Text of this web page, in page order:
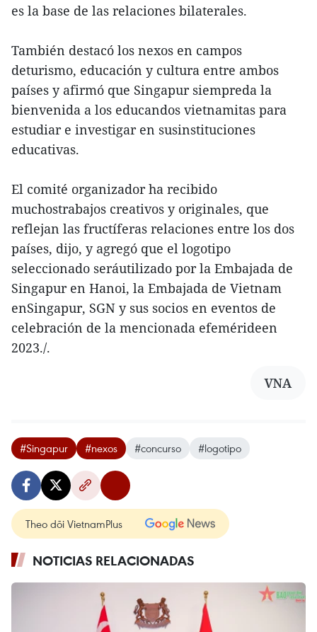
es la base de las relaciones bilaterales.
También destacó los nexos en campos
deturismo, educación y cultura entre ambos
países y afirmó que Singapur siempreda la
bienvenida a los educandos vietnamitas para
estudiar e investigar en susinstituciones
educativas.
El comité organizador ha recibido
muchostrabajos creativos y originales, que
reflejan las fructíferas relaciones entre los dos
países, dijo, y agregó que el logotipo
seleccionado seráutilizado por la Embajada de
Singapur en Hanoi, la Embajada de Vietnam
enSingapur, SGN y sus socios en eventos de
celebración de la mencionada efemérideen
2023./.
VNA
#Singapur #nexos #concurso #logotipo
Theo dõi VietnamPlus
NOTICIAS RELACIONADAS